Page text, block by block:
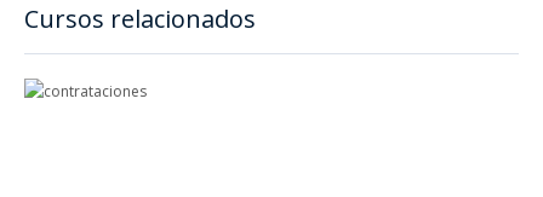
Cursos relacionados